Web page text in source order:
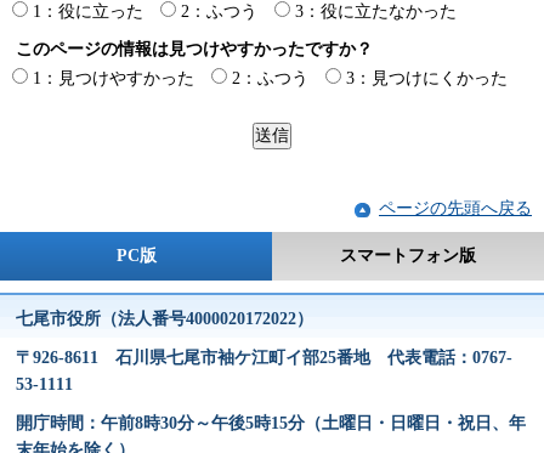
1：役に立った
2：ふつう 3：役に立たなかった
このページの情報は見つけやすかったですか？
1：見つけやすかった
2：ふつう 3：見つけにくかった
ページの先頭へ戻る
PC版 スマートフォン版
七尾市役所（法人番号4000020172022）
〒926-8611 石川県七尾市袖ケ江町イ部25番地 代表電話：0767-
53-1111
開庁時間：午前8時30分～午後5時15分（土曜日・日曜日・祝日、年